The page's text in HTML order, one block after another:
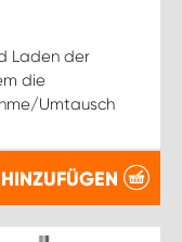
Laden der
die
Umtausch
HINZUFÜGEN